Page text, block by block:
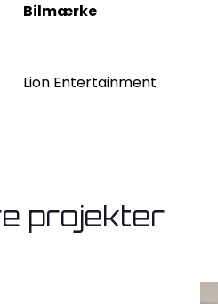
Bilmærke
Lion Entertainment
projekter